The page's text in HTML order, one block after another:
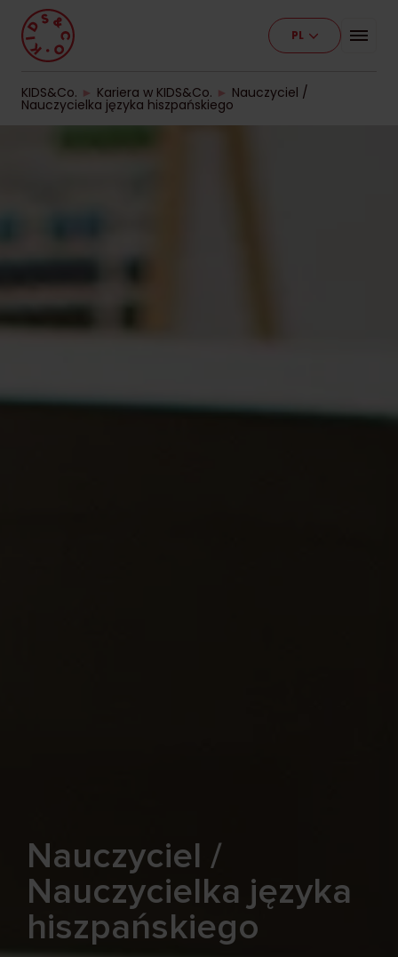
PL
Program
Dla firm
KIDS&Co. ► Kariera w KIDS&Co. ► Nauczyciel /
Nauczycielka języka hiszpańskiego
Nauczyciel /
Nauczycielka języka
hiszpańskiego